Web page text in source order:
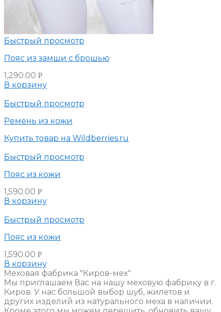
Быстрый просмотр
Пояс из замши с брошью
1,290.00 Р
В корзину
Быстрый просмотр
Ремень из кожи
Купить товар на Wildberries.ru
Быстрый просмотр
Пояс из кожи
1,590.00 Р
В корзину
Быстрый просмотр
Пояс из кожи
1,590.00 Р
В корзину
Меховая фабрика "Киров-мех"
Мы приглашаем Вас на нашу меховую фабрику в г.
Киров. У нас большой выбор шуб, жилетов и
других изделий из натурального меха в наличии.